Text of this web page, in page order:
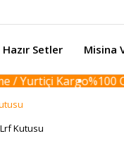
Hazır Setler Misina
Yurtiçi Kargo%100